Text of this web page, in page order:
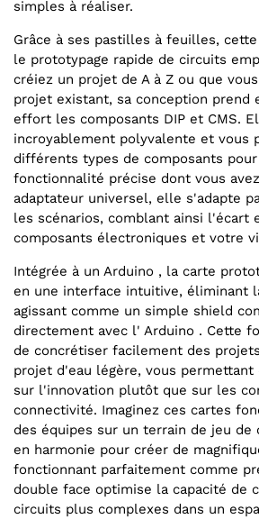
simples à réaliser.
Grâce à ses pastilles à feuilles,
le prototypage rapide de circuits
créiez un projet de A à Z ou que
projet existant, sa conception prend
effort les composants DIP et CMS.
incroyablement polyvalente et vous
différents types de composants
fonctionnalité précise dont vous
adaptateur universel, elle s'adapte
les scénarios, comblant ainsi l'écart
composants électroniques et votre
Intégrée à un Arduino , la carte
en une interface intuitive, éliminant
agissant comme un simple shield
directement avec l' Arduino . Cette
de concrétiser facilement des
projet d'eau légère, vous
sur l'innovation plutôt que sur les
connectivité. Imaginez ces cartes
des équipes sur un terrain de jeu
en harmonie pour créer de
fonctionnant parfaitement comme
double face optimise la capacité de
circuits plus complexes dans un